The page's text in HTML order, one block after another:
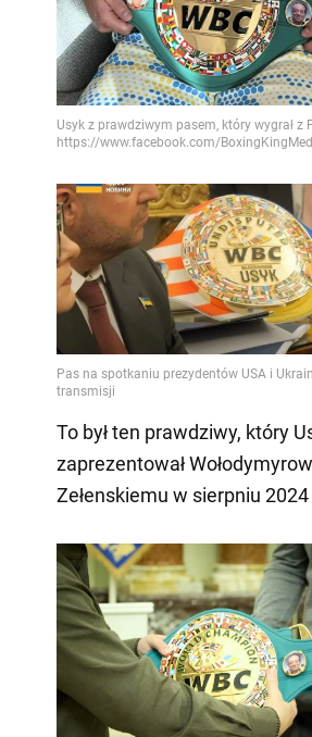
To był ten prawdziwy, który
zaprezentował
Zełenskiemu w sierpniu